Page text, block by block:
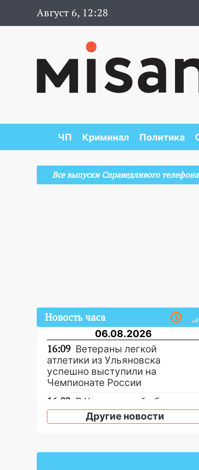
Август 6, 12:28
ЧП Криминал Политика
Все выпуски Справедливого телефона
Новость часа
06.08.2026
16:09 Ветераны легкой
атлетики из Ульяновска
успешно выступили на
Чемпионате России
16:02 В Ульяновской области
убрали более 28% площадей
зерновых и зернобобовых
15:51 Бросила кирпич в жену
Другие новости